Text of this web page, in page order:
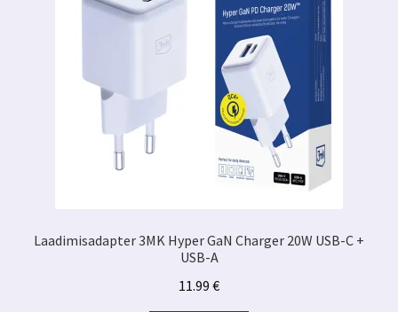
Laadimisadapter 3MK Hyper GaN Charger 20W USB-C +
USB-A
11.99 €